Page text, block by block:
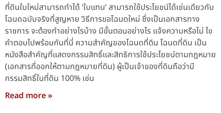
ที่ดินใบใหม่สามารถทำได้ ‘ใบแทน’ สามารถใช้ประโยชน์ได้เช่นเดียวกับ
โฉนดฉบับจริงที่สูญหาย วิธีการขอโฉนดใหม่ ซึ่งเป็นเอกสารทาง
ราชการ จะต้องทำอย่างไรบ้าง มีขั้นตอนอย่างไร แจ้งความหรือไม่ ไข
คำตอบไปพร้อมกันที่นี่ ความสำคัญของโฉนดที่ดิน โฉนดที่ดิน เป็น
หนังสือสำคัญที่แสดงกรรมสิทธิ์และสิทธิการใช้ประโยชน์ตามกฎหมาย
(เอกสารที่ออกให้ตามกฎหมายที่ดิน) ผู้เป็นเจ้าของที่ดินถือว่ามี
กรรมสิทธิ์ในที่ดิน 100% เช่น
Read more »